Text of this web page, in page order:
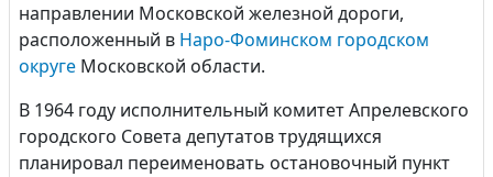
направлении Московской железной дороги,
расположенный в Наро-Фоминском городском
округе Московской области.
В 1964 году исполнительный комитет Апрелевского
городского Совета депутатов трудящихся
планировал переименовать остановочный пункт